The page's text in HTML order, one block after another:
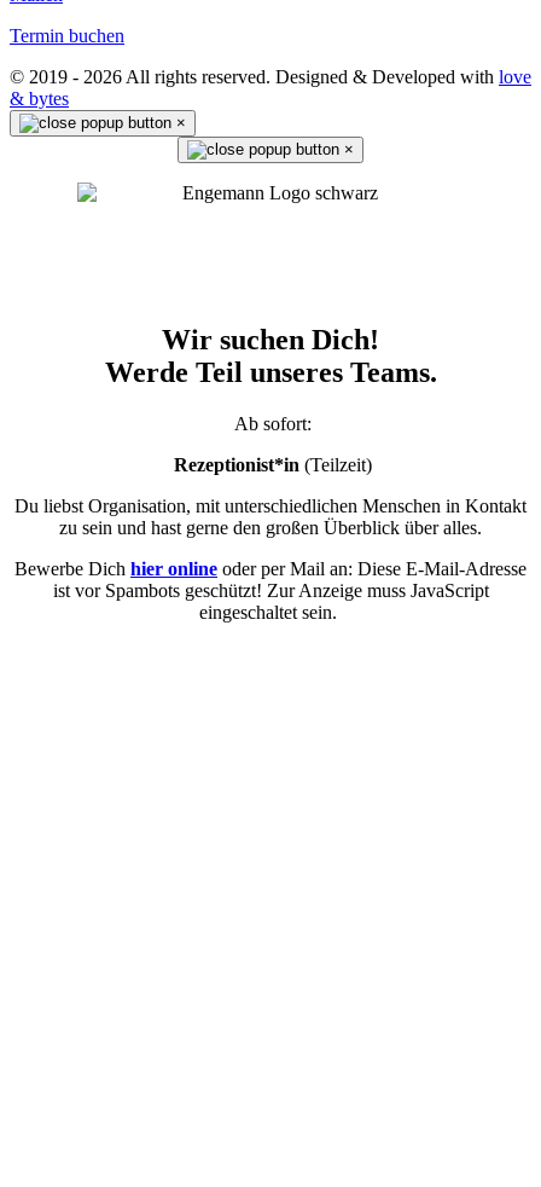
Termin buchen
© 2019 - 2026 All rights reserved. Designed & Developed with love
& bytes
×
×
Wir suchen Dich!
Werde Teil unseres Teams.
Ab sofort:
Rezeptionist*in (Teilzeit)
Du liebst Organisation, mit unterschiedlichen Menschen in Kontakt
zu sein und hast gerne den großen Überblick über alles.
Bewerbe Dich hier online oder per Mail an: Diese E-Mail-Adresse
ist vor Spambots geschützt! Zur Anzeige muss JavaScript
eingeschaltet sein.